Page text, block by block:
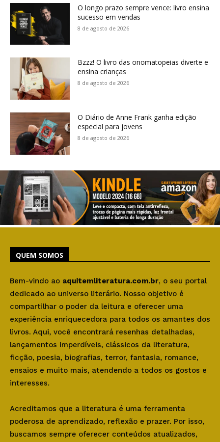
O longo prazo sempre vence: livro ensina
sucesso em vendas
8 de agosto de 2026
Bzzz! O livro das onomatopeias diverte e
ensina crianças
8 de agosto de 2026
O Diário de Anne Frank ganha edição
especial para jovens
8 de agosto de 2026
QUEM SOMOS
Bem-vindo ao aquitemliteratura.com.br, o seu portal
dedicado ao universo literário. Nosso objetivo é
compartilhar o poder da leitura e oferecer uma
experiência enriquecedora para todos os amantes dos
livros. Aqui, você encontrará resenhas detalhadas,
lançamentos imperdíveis, clássicos da literatura,
ficção, poesia, biografias, terror, fantasia, romance,
ensaios e muito mais, atendendo a todos os gostos e
interesses.
Acreditamos que a literatura é uma ferramenta
poderosa de aprendizado, reflexão e prazer. Por isso,
buscamos sempre oferecer conteúdos atualizados,